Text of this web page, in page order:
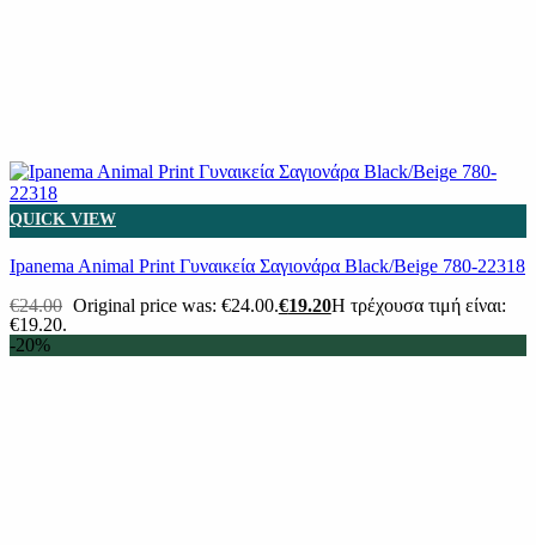
QUICK VIEW
Ipanema Animal Print Γυναικεία Σαγιονάρα Black/Beige 780-22318
€24.00 Original price was: €24.00.€19.20Η τρέχουσα τιμή είναι:
€19.20.
-20%